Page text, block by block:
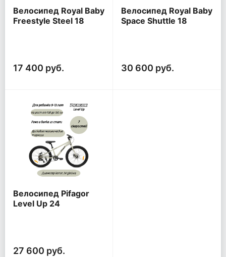
Велосипед Royal Baby
Freestyle Steel 18
17 400 руб.
Велосипед Royal Baby
Space Shuttle 18
30 600 руб.
Велосипед Pifagor
Level Up 24
27 600 руб.